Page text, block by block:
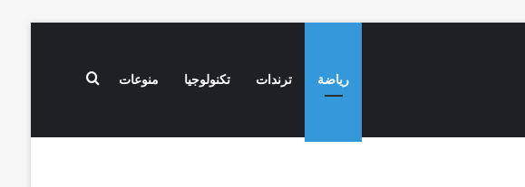
رياضة ترندات تكنولوجيا منوعات بحث عن